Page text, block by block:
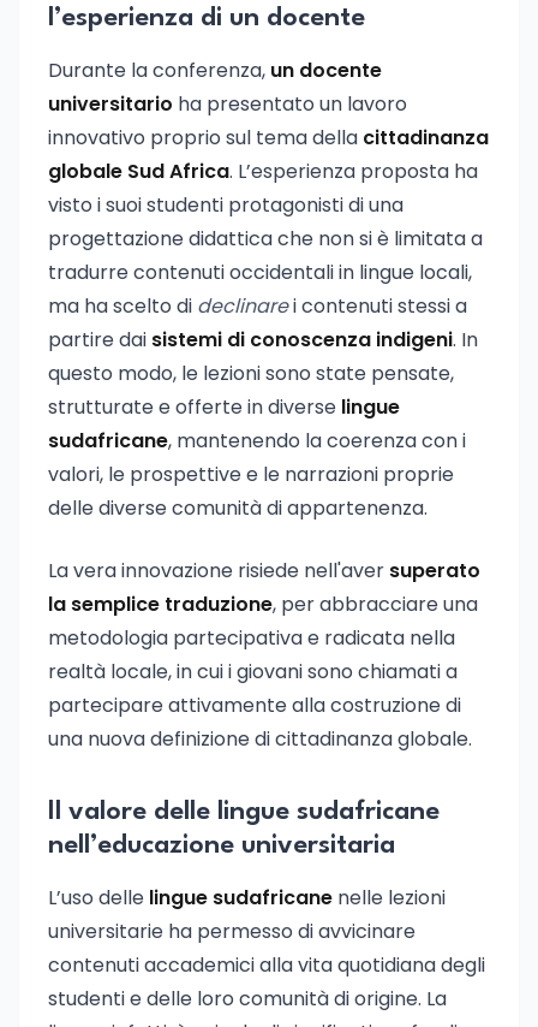
l’esperienza di un docente
Durante la conferenza, un docente
universitario ha presentato un lavoro
innovativo proprio sul tema della cittadinanza
globale Sud Africa. L’esperienza proposta ha
visto i suoi studenti protagonisti di una
progettazione didattica che non si è limitata a
tradurre contenuti occidentali in lingue locali,
ma ha scelto di declinarei contenuti stessi a
partire dai sistemi di conoscenza indigeni. In
questo modo, le lezioni sono state pensate,
strutturate e offerte in diverse lingue
sudafricane, mantenendo la coerenza con i
valori, le prospettive e le narrazioni proprie
delle diverse comunità di appartenenza.
La vera innovazione risiede nell'aver superato
la semplice traduzione, per abbracciare una
metodologia partecipativa e radicata nella
realtà locale, in cui i giovani sono chiamati a
partecipare attivamente alla costruzione di
una nuova definizione di cittadinanza globale.
Il valore delle lingue sudafricane
nell’educazione universitaria
L’uso delle lingue sudafricane nelle lezioni
universitarie ha permesso di avvicinare
contenuti accademici alla vita quotidiana degli
studenti e delle loro comunità di origine. La